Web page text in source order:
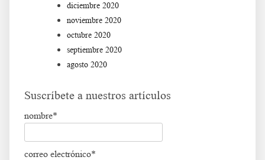
diciembre 2020
noviembre 2020
octubre 2020
septiembre 2020
agosto 2020
Suscríbete a nuestros artículos
nombre*
correo electrónico*